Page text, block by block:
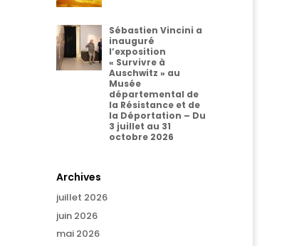
Sébastien Vincini a
inauguré
l’exposition
« Survivre à
Auschwitz » au
Musée
départemental de
la Résistance et de
la Déportation – Du
3 juillet au 31
octobre 2026
Archives
juillet 2026
juin 2026
mai 2026